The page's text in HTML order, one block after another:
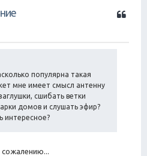
Ц
популярна такая
мне имеет смысл антенну
сшибать ветки
домов и слушать эфир?
интересное?